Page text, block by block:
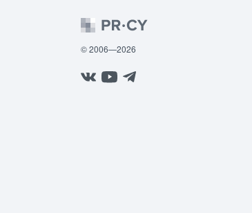
© 2006—2026